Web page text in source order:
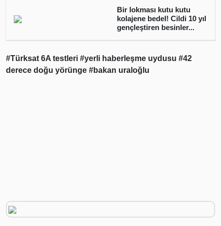
Bir lokması kutu kutu
kolajene bedel! Cildi 10 yıl
gençleştiren besinler...
#Türksat 6A testleri #yerli haberleşme uydusu #42
derece doğu yörünge #bakan uraloğlu